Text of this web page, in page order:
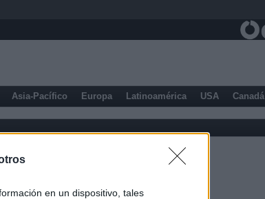
en un dispositivo, tales
Asia-Pacífico Europa Latinoamérica USA Canadá